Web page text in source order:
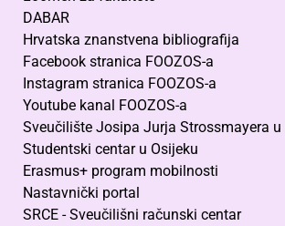
DABAR
Hrvatska znanstvena bibliografija
Facebook stranica FOOZOS-a
Instagram stranica FOOZOS-a
Youtube kanal FOOZOS-a
Sveučilište Josipa Jurja Strossmayera u
Studentski centar u Osijeku
Erasmus+ program mobilnosti
Nastavnički portal
SRCE - Sveučilišni računski centar